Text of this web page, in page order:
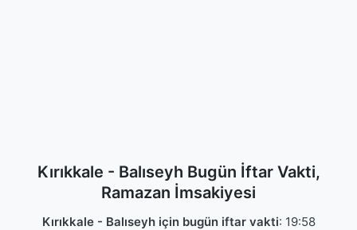
Kırıkkale - Balıseyh Bugün İftar Vakti,
Ramazan İmsakiyesi
Kırıkkale - Balıseyh için bugün iftar vakti: 19:58